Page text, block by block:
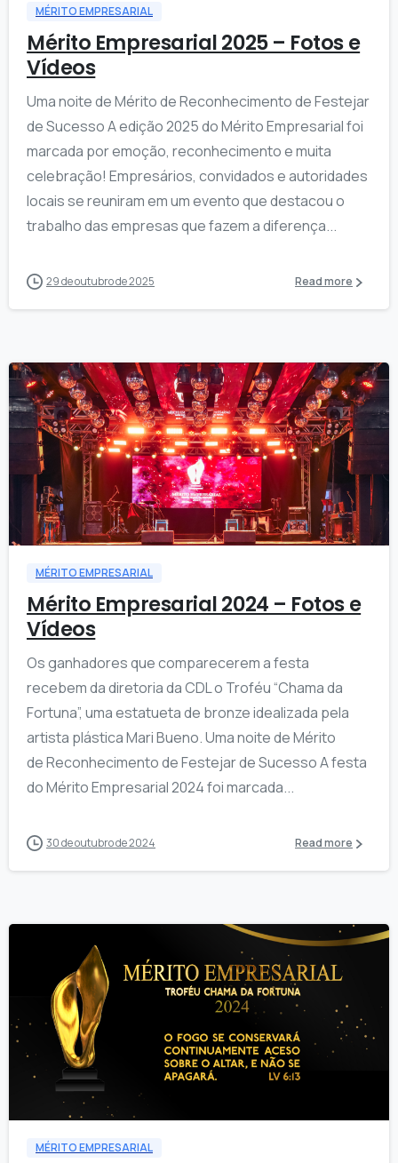
MÉRITO EMPRESARIAL
Mérito Empresarial 2025 – Fotos e
Vídeos
Uma noite de Mérito de Reconhecimento de Festejar
de Sucesso A edição 2025 do Mérito Empresarial foi
marcada por emoção, reconhecimento e muita
celebração! Empresários, convidados e autoridades
locais se reuniram em um evento que destacou o
trabalho das empresas que fazem a diferença...
29 de outubro de 2025 Read more
17
MÉRITO EMPRESARIAL
Mérito Empresarial 2024 – Fotos e
Vídeos
Os ganhadores que comparecerem a festa
recebem da diretoria da CDL o Troféu “Chama da
Fortuna”, uma estatueta de bronze idealizada pela
artista plástica Mari Bueno. Uma noite de Mérito
de Reconhecimento de Festejar de Sucesso A festa
do Mérito Empresarial 2024 foi marcada...
30 de outubro de 2024 Read more
MÉRITO EMPRESARIAL